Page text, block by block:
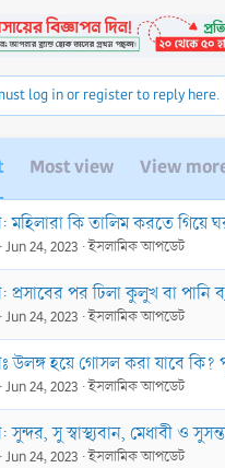
log in or register to reply here.
Most view View
কি তালিম করতে গিয়ে ঘর থেকে বের হতে পারবে ? তারা
Jun 24, 2023 ইসলামিক আপডেট
প্রসাবের পর ঢিলা কুলুখ বা পানি
Jun 24, 2023 ইসলামিক আপডেট
উলঙ্গ হয়ে গোসল করা যাবে কি? পুরুষ-মহিলা উলঙ্গ গোসলের
Jun 24, 2023 ইসলামিক আপডেট
সু স্বাস্থ্যবান, মেধাবী ও সুসন্তান লাভের উদ্দেশ্যে গর্ভাবস্থায় কুরআনের বিশেষ
Jun 24, 2023 ইসলামিক আপডেট